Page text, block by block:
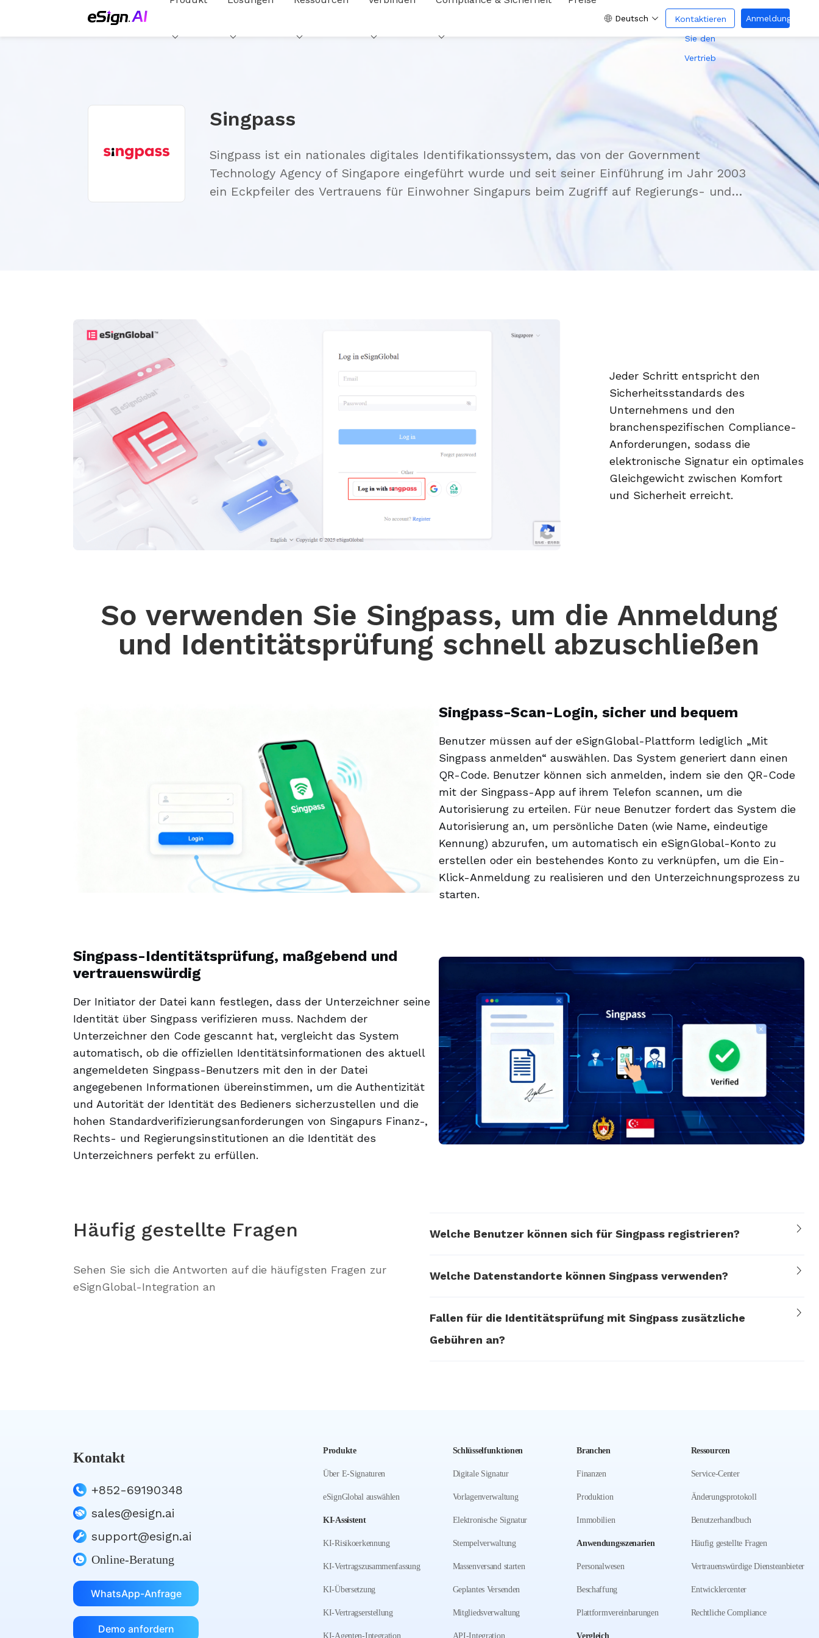
Deutsch
Kontaktieren
Sie den
Vertrieb
Anmeldung
Singpass
Singpass ist ein nationales digitales Identifikationssystem, das von der Government
Technology Agency of Singapore eingeführt wurde und seit seiner Einführung im Jahr 2003
ein Eckpfeiler des Vertrauens für Einwohner Singapurs beim Zugriff auf Regierungs- und
Jeder Schritt entspricht den
Sicherheitsstandards des
Unternehmens und den
branchenspezifischen Compliance-
Anforderungen, sodass die
elektronische Signatur ein optimales
Gleichgewicht zwischen Komfort
und Sicherheit erreicht.
So verwenden Sie Singpass, um die Anmeldung
und Identitätsprüfung schnell abzuschließen
Singpass-Scan-Login, sicher und bequem
Benutzer müssen auf der eSignGlobal-Plattform lediglich „Mit
Singpass anmelden“ auswählen. Das System generiert dann einen
QR-Code. Benutzer können sich anmelden, indem sie den QR-Code
mit der Singpass-App auf ihrem Telefon scannen, um die
Autorisierung zu erteilen. Für neue Benutzer fordert das System die
Autorisierung an, um persönliche Daten (wie Name, eindeutige
Kennung) abzurufen, um automatisch ein eSignGlobal-Konto zu
erstellen oder ein bestehendes Konto zu verknüpfen, um die Ein-
Klick-Anmeldung zu realisieren und den Unterzeichnungsprozess zu
starten.
Singpass-Identitätsprüfung, maßgebend und
vertrauenswürdig
Der Initiator der Datei kann festlegen, dass der Unterzeichner seine
Identität über Singpass verifizieren muss. Nachdem der
Unterzeichner den Code gescannt hat, vergleicht das System
automatisch, ob die offiziellen Identitätsinformationen des aktuell
angemeldeten Singpass-Benutzers mit den in der Datei
angegebenen Informationen übereinstimmen, um die Authentizität
und Autorität der Identität des Bedieners sicherzustellen und die
hohen Standardverifizierungsanforderungen von Singapurs Finanz-,
Rechts- und Regierungsinstitutionen an die Identität des
Unterzeichners perfekt zu erfüllen.
Häufig gestellte Fragen
Sehen Sie sich die Antworten auf die häufigsten Fragen zur
eSignGlobal-Integration an
Welche Benutzer können sich für Singpass registrieren?
Welche Datenstandorte können Singpass verwenden?
Fallen für die Identitätsprüfung mit Singpass zusätzliche
Gebühren an?
Kontakt
+852-69190348
sales@esign.ai
support@esign.ai
Online-Beratung
WhatsApp-Anfrage
Demo anfordern
Produkte
Über E-Signaturen
eSignGlobal auswählen
KI-Assistent
KI-Risikoerkennung
KI-Vertragszusammenfassung
KI-Übersetzung
KI-Vertragserstellung
KI-Agenten-Integration
Schlüsselfunktionen
Digitale Signatur
Vorlagenverwaltung
Elektronische Signatur
Stempelverwaltung
Massenversand starten
Geplantes Versenden
Mitgliedsverwaltung
API-Integration
Branchen
Finanzen
Produktion
Immobilien
Anwendungsszenarien
Personalwesen
Beschaffung
Plattformvereinbarungen
Vergleich
Ressourcen
Service-Center
Änderungsprotokoll
Benutzerhandbuch
Häufig gestellte Fragen
Vertrauenswürdige Diensteanbieter
Entwicklercenter
Rechtliche Compliance